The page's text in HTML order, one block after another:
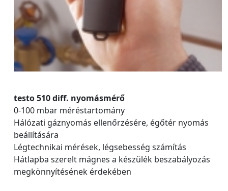
testo 510 diff. nyomásmérő
0-100 mbar méréstartomány
Hálózati gáznyomás ellenőrzésére, égőtér nyomás
beállítására
Légtechnikai mérések, légsebesség számítás
Hátlapba szerelt mágnes a készülék beszabályozás
megkönnyítésének érdekében